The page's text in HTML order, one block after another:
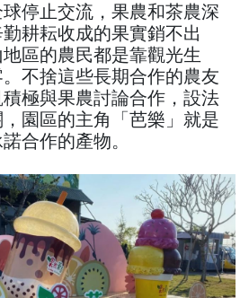
停止交流，果農和茶農深
耕耘收成的果實銷不出
區的農民都是靠觀光生
不捨這些長期合作的農友
極與果農討論合作，設法
園區的主角「芭樂」就是
合作的產物。